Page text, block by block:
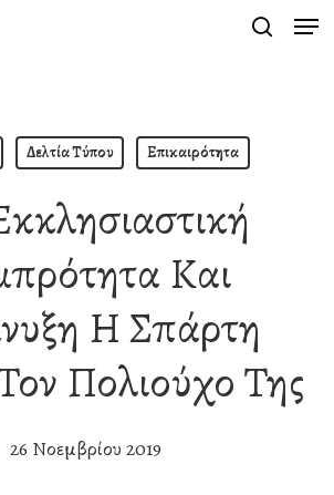
Δελτία Τύπου Επικαιρότητα
Και
Η Σπάρτη
Πολιούχο Της
26 Νοεμβρίου 2019